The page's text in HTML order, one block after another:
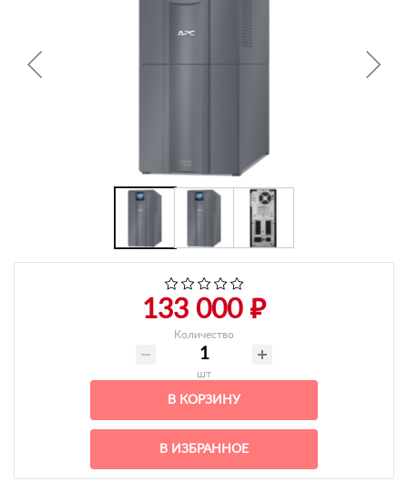
+7 495-951-3751
133 000 ₽
Количество
шт
В КОРЗИНУ
В ИЗБРАННОЕ